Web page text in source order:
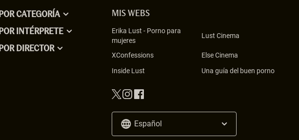
POR CATEGORÍA
POR INTÉRPRETE
POR DIRECTOR
MIS WEBS
Erika Lust - Porno para
mujeres
Lust Cinema
XConfessions
Else Cinema
Inside Lust
Una guía del buen porno
Español